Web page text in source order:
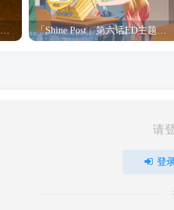
overlord卢贝多的龙王谁厉害 「Overlord」露普斯蕾琪娜·贝塔手办开订 「Shine Post」第六话ED主题曲「Yellow Rose」无字幕MV公开
请
登